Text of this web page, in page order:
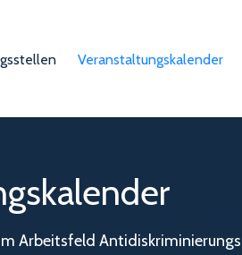
Veranstaltungskalender
Arbeitsfeld